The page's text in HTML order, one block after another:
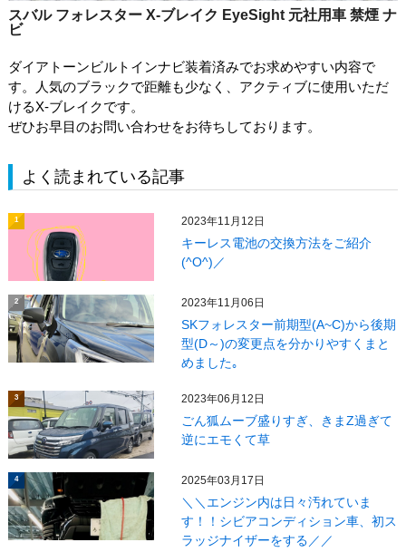
スバル フォレスター X-ブレイク EyeSight 元社用車 禁煙 ナ
ビ
ダイアトーンビルトインナビ装着済みでお求めやすい内容で
す。人気のブラックで距離も少なく、アクティブに使用いただ
けるX-ブレイクです。
ぜひお早目のお問い合わせをお待ちしております。
よく読まれている記事
1 2023年11月12日
キーレス電池の交換方法をご紹介
(^O^)／
2 2023年11月06日
SKフォレスター前期型(A~C)から後期
型(D～)の変更点を分かりやすくまと
めました｡
3 2023年06月12日
ごん狐ムーブ盛りすぎ、きまZ過ぎて
逆にエモくて草
4 2025年03月17日
＼＼エンジン内は日々汚れていま
す！！シビアコンディション車、初ス
ラッジナイザーをする／／